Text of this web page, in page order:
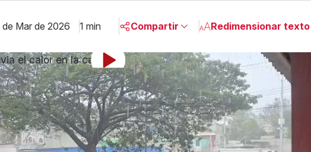
de Mar de 2026 1 min Compartir
Linkedin
Facebook
X
Whatsapp
Copiar enlace
Redimensionar texto
Pequeño
Mediano
Grande